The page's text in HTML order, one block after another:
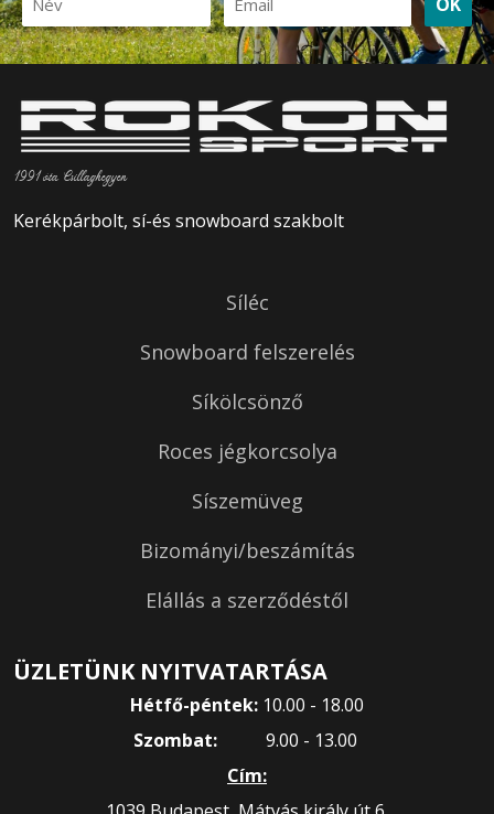
1991 óta Csillaghegyen
Kerékpárbolt, sí-és snowboard szakbolt
Síléc
Snowboard felszerelés
Síkölcsönző
Roces jégkorcsolya
Síszemüveg
Bizományi/beszámítás
Elállás a szerződéstől
ÜZLETÜNK NYITVATARTÁSA
Hétfő-péntek: 10.00 - 18.00
Szombat:
9.00 - 13.00
Cím: